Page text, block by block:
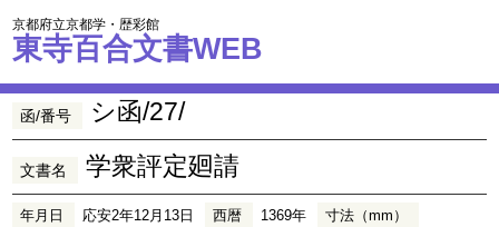
京都府立京都学・歴彩館
東寺百合文書WEB
函/番号 シ函/27/
文書名 学衆評定廻請
年月日 応安2年12月13日 西暦 1369年
寸法（mm）